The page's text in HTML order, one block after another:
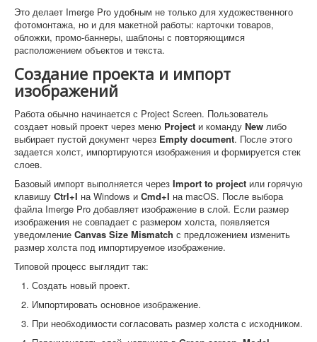
Это делает Imerge Pro удобным не только для художественного
фотомонтажа, но и для макетной работы: карточки товаров,
обложки, промо-баннеры, шаблоны с повторяющимся
расположением объектов и текста.
Создание проекта и импорт
изображений
Работа обычно начинается с Project Screen. Пользователь
создает новый проект через меню Project и команду New либо
выбирает пустой документ через Empty document. После этого
задается холст, импортируются изображения и формируется стек
слоев.
Базовый импорт выполняется через Import to project или горячую
клавишу Ctrl+I на Windows и Cmd+I на macOS. После выбора
файла Imerge Pro добавляет изображение в слой. Если размер
изображения не совпадает с размером холста, появляется
уведомление Canvas Size Mismatch с предложением изменить
размер холста под импортируемое изображение.
Типовой процесс выглядит так:
Создать новый проект.
Импортировать основное изображение.
При необходимости согласовать размер холста с исходником.